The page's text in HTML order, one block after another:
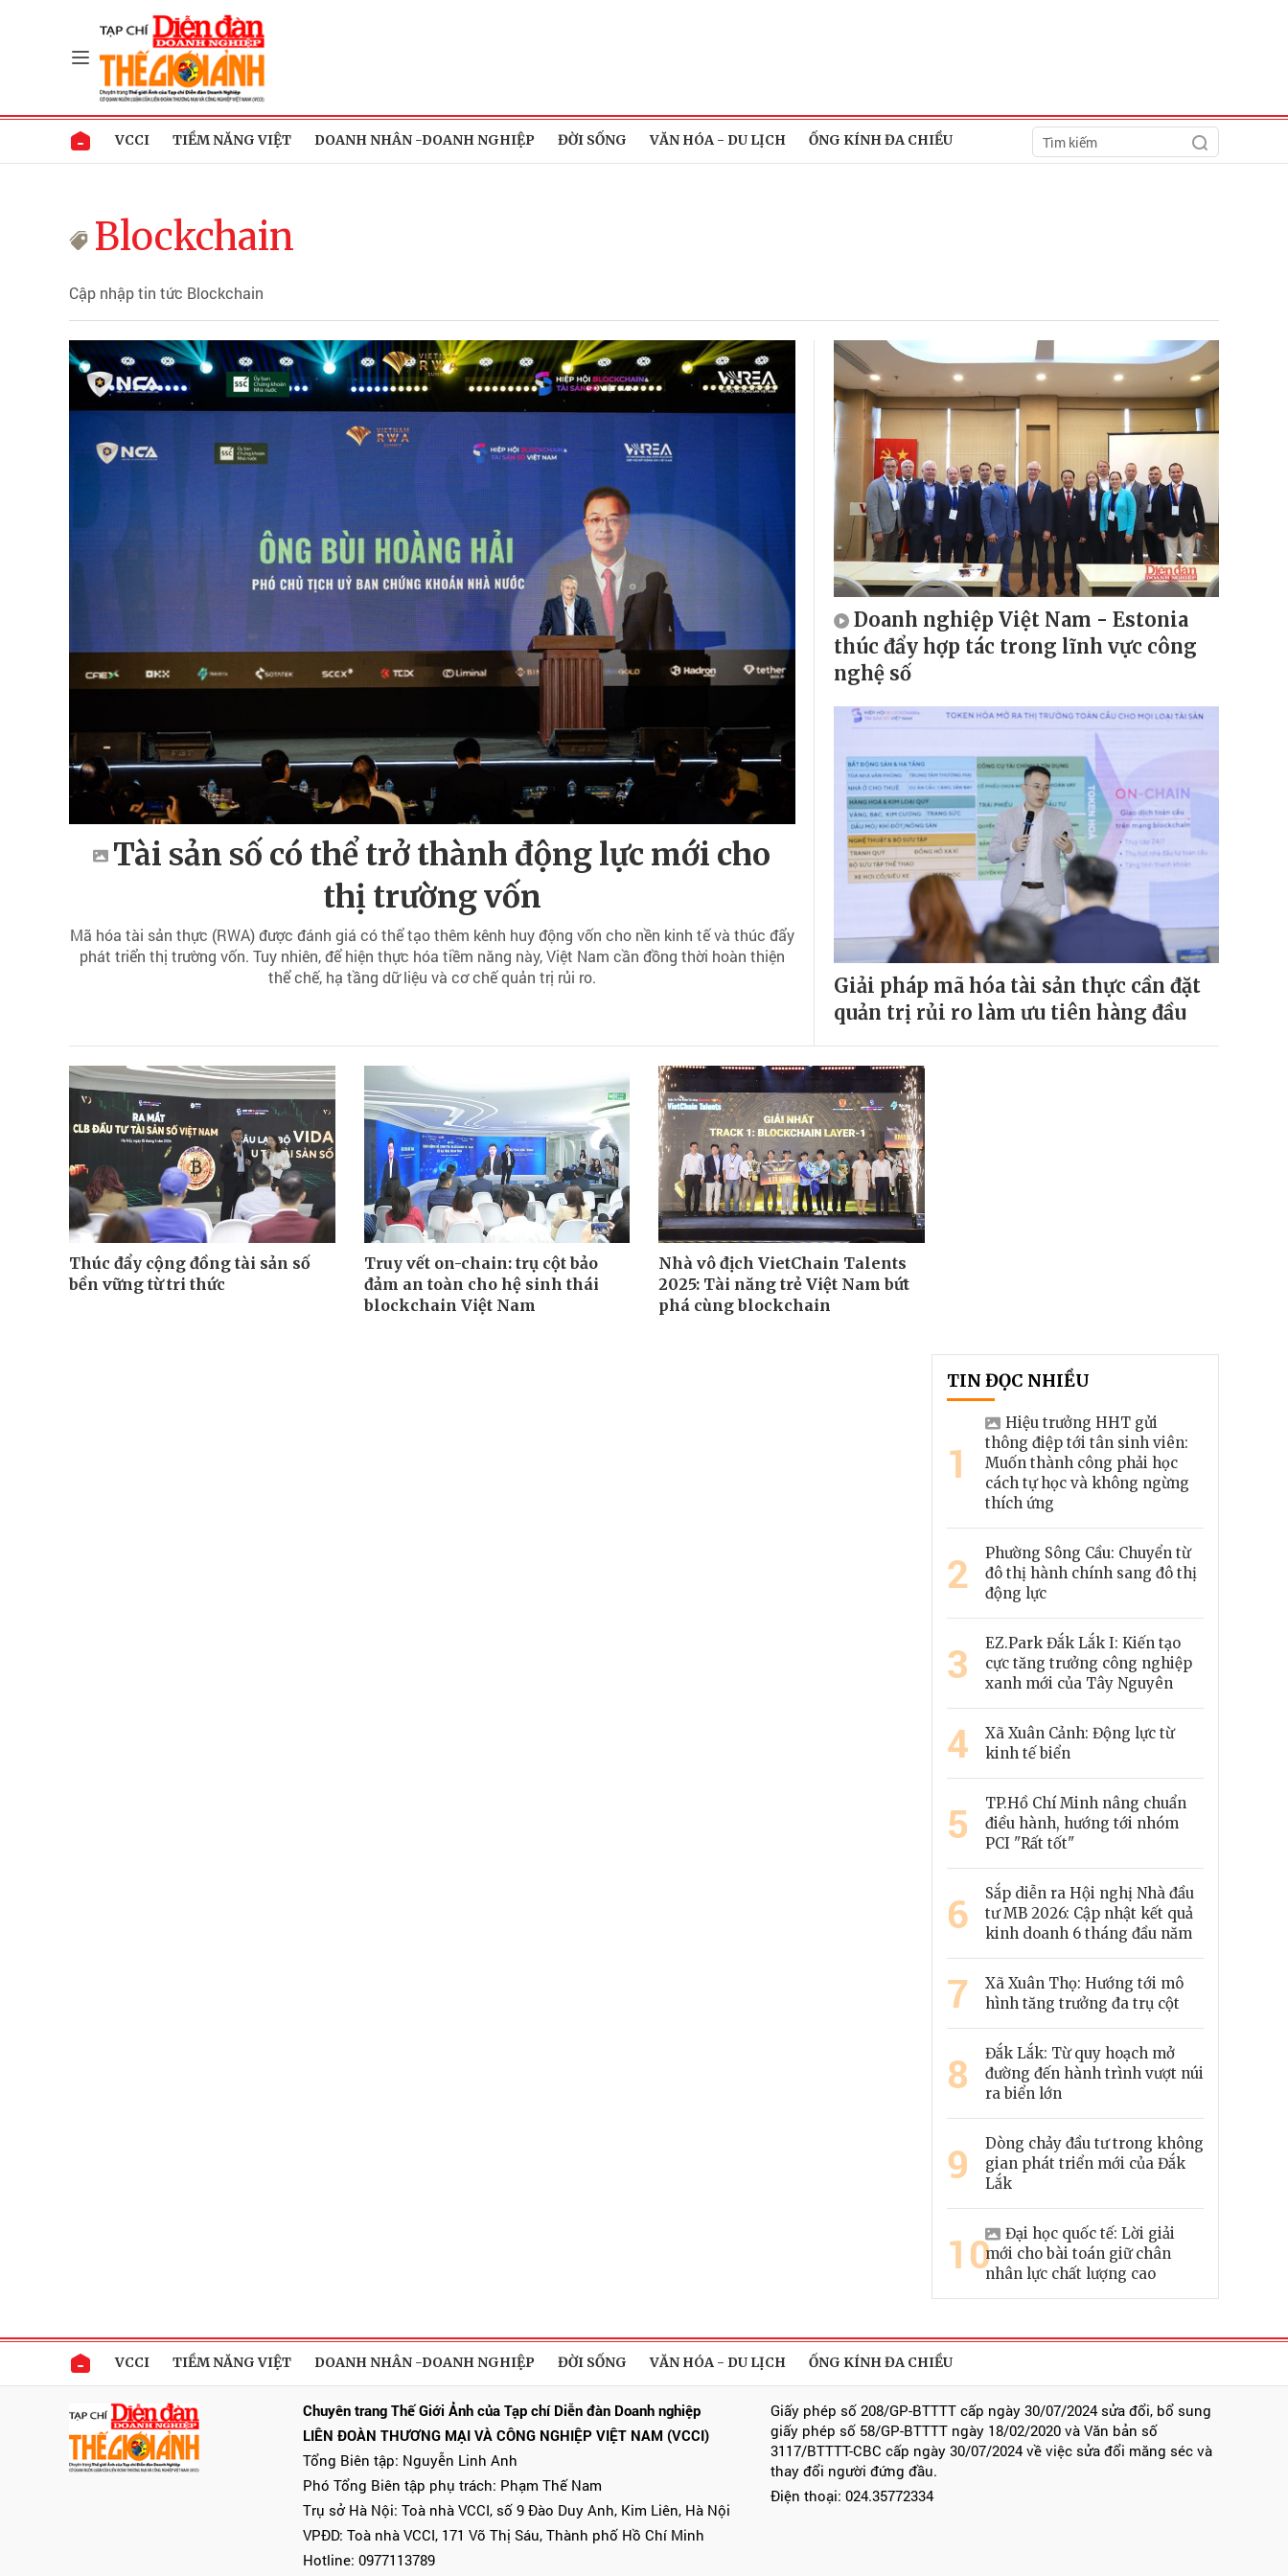
VCCI TIỀM NĂNG VIỆT DOANH NHÂN -DOANH NGHIỆP ĐỜI SỐNG VĂN HÓA - DU LỊCH ỐNG KÍNH ĐA CHIỀU
Blockchain
Cập nhập tin tức Blockchain
Tài sản số có thể trở thành động lực mới cho
thị trường vốn
Mã hóa tài sản thực (RWA) được đánh giá có thể tạo thêm kênh huy động vốn cho nền kinh tế và thúc đẩy
phát triển thị trường vốn. Tuy nhiên, để hiện thực hóa tiềm năng này, Việt Nam cần đồng thời hoàn thiện
thể chế, hạ tầng dữ liệu và cơ chế quản trị rủi ro.
Doanh nghiệp Việt Nam - Estonia
thúc đẩy hợp tác trong lĩnh vực công
nghệ số
Giải pháp mã hóa tài sản thực cần đặt
quản trị rủi ro làm ưu tiên hàng đầu
Thúc đẩy cộng đồng tài sản số
bền vững từ tri thức
Truy vết on-chain: trụ cột bảo
đảm an toàn cho hệ sinh thái
blockchain Việt Nam
Nhà vô địch VietChain Talents
2025: Tài năng trẻ Việt Nam bứt
phá cùng blockchain
TIN ĐỌC NHIỀU
1
Hiệu trưởng HHT gửi
thông điệp tới tân sinh viên:
Muốn thành công phải học
cách tự học và không ngừng
thích ứng
2
Phường Sông Cầu: Chuyển từ
đô thị hành chính sang đô thị
động lực
3
EZ.Park Đắk Lắk I: Kiến tạo
cực tăng trưởng công nghiệp
xanh mới của Tây Nguyên
4
Xã Xuân Cảnh: Động lực từ
kinh tế biển
5
TP.Hồ Chí Minh nâng chuẩn
điều hành, hướng tới nhóm
PCI "Rất tốt"
6
Sắp diễn ra Hội nghị Nhà đầu
tư MB 2026: Cập nhật kết quả
kinh doanh 6 tháng đầu năm
7
Xã Xuân Thọ: Hướng tới mô
hình tăng trưởng đa trụ cột
8
Đắk Lắk: Từ quy hoạch mở
đường đến hành trình vượt núi
ra biển lớn
9
Dòng chảy đầu tư trong không
gian phát triển mới của Đắk
Lắk
10
Đại học quốc tế: Lời giải
mới cho bài toán giữ chân
nhân lực chất lượng cao
VCCI TIỀM NĂNG VIỆT DOANH NHÂN -DOANH NGHIỆP ĐỜI SỐNG VĂN HÓA - DU LỊCH ỐNG KÍNH ĐA CHIỀU
Chuyên trang Thế Giới Ảnh của Tạp chí Diễn đàn Doanh nghiệp
LIÊN ĐOÀN THƯƠNG MẠI VÀ CÔNG NGHIỆP VIỆT NAM (VCCI)
Tổng Biên tập: Nguyễn Linh Anh
Phó Tổng Biên tập phụ trách: Phạm Thế Nam
Trụ sở Hà Nội: Toà nhà VCCI, số 9 Đào Duy Anh, Kim Liên, Hà Nội
VPĐD: Toà nhà VCCI, 171 Võ Thị Sáu, Thành phố Hồ Chí Minh
Hotline: 0977113789
Giấy phép số 208/GP-BTTTT cấp ngày 30/07/2024 sửa đổi, bổ sung
giấy phép số 58/GP-BTTTT ngày 18/02/2020 và Văn bản số
3117/BTTTT-CBC cấp ngày 30/07/2024 về việc sửa đổi măng séc và
thay đổi người đứng đầu.
Điện thoại: 024.35772334